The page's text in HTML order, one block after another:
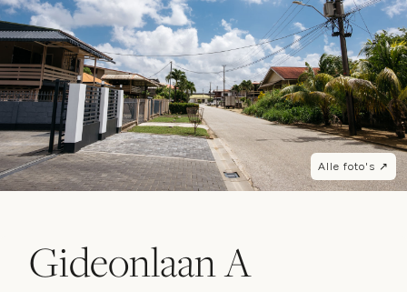
Alle foto's ↗
Gideonlaan A